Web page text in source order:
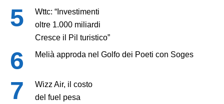
Wttc: “Investimenti
oltre 1.000 miliardi
Cresce il Pil turistico”
Melià approda nel Golfo dei Poeti con Soges
Wizz Air, il costo
del fuel pesa